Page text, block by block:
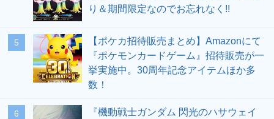
り＆期間限定なのでお忘れなく!!
5
【ポケカ招待販売まとめ】Amazonにて
『ポケモンカードゲーム』招待販売が一
挙実施中。30周年記念アイテムほか多
数！
6
『機動戦士ガンダム 閃光のハサウェイ